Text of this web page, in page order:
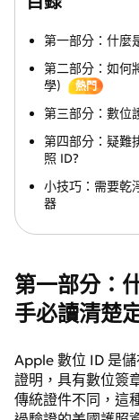
第一部分：什麼
第二部分：如何
學)
熱門
第三部分：數位
第四部分：疑難
照 ID?
小技巧：需要乾
器
第一部分：
手必讀清楚
Apple 數位 ID 是
證明，具有數位簽
傳統證件不同，這